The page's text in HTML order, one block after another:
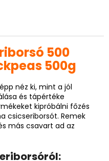
500
500g
néz ki, mint a jól
és tápértéke
kipróbálni főzés
csicseriborsót. Remek
más csavart ad az